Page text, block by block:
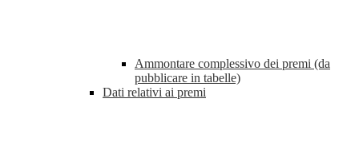
Ammontare complessivo dei premi (da
pubblicare in tabelle)
Dati relativi ai premi